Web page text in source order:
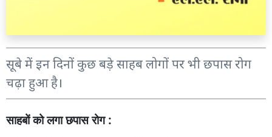
सूबे में इन दिनों कुछ बड़े साहब लोगों पर भी छपास रोग
चढ़ा हुआ है।
साहबोंकोलगाछपासरोग :